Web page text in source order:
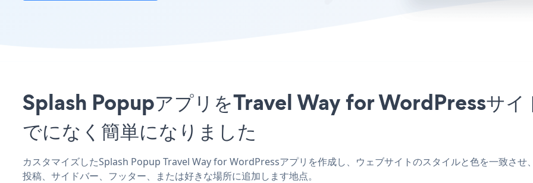
Splash PopupアプリをTravel Way for WordPressサイ
でになく簡単になりました
カスタマイズしたSplash Popup Travel Way for WordPressアプリを作成し、ウェブサイトのスタイルと色を一致さ
投稿、サイドバー、フッター、または好きな場所に追加します地点。